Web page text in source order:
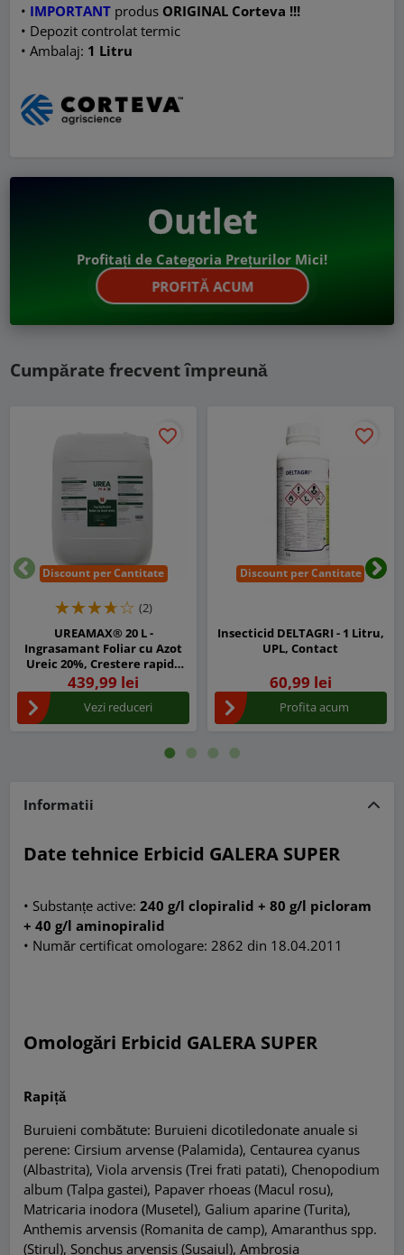
• IMPORTANT produs ORIGINAL Corteva !!!
• Depozit controlat termic
• Ambalaj: 1 Litru
Outlet
Profitați de Categoria Prețurilor Mici!
PROFITĂ ACUM
Cumpărate frecvent împreună
Discount per Cantitate
favorite_border
(2)
UREAMAX® 20 L -
Ingrasamant Foliar cu Azot
Ureic 20%, Crestere rapida
pentru Legume, Porumb,
Cereale, Pomi si Vita de Vie
439,99 lei
Vezi reduceri
Discount per Cantitate
favorite_border
Insecticid DELTAGRI - 1 Litru,
UPL, Contact
60,99 lei
Profita acum
Informatii
Date tehnice Erbicid GALERA SUPER
• Substanțe active:240 g/l clopiralid + 80 g/l picloram
+ 40 g/l aminopiralid
• Număr certificat omologare: 2862 din 18.04.2011
Omologări Erbicid GALERA SUPER
Rapiță
Buruieni combătute: Buruieni dicotiledonate anuale si
perene: Cirsium arvense (Palamida), Centaurea cyanus
(Albastrita), Viola arvensis (Trei frati patati), Chenopodium
album (Talpa gastei), Papaver rhoeas (Macul rosu),
Matricaria inodora (Musetel), Galium aparine (Turita),
Anthemis arvensis (Romanita de camp), Amaranthus spp.
(Stirul), Sonchus arvensis (Susaiul), Ambrosia